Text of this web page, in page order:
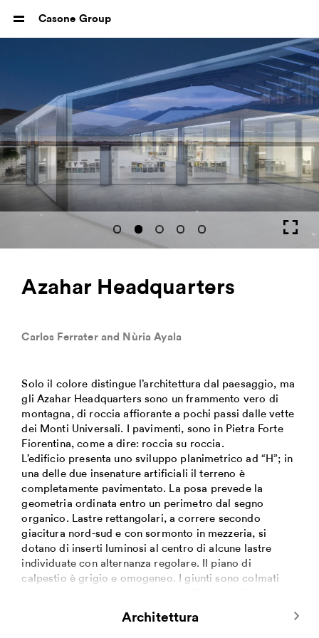
Casone Group
Azahar Headquarters
Carlos Ferrater and Nùria Ayala
Solo il colore distingue l’architettura dal paesaggio, ma
gli Azahar Headquarters sono un frammento vero di
montagna, di roccia affiorante a pochi passi dalle vette
dei Monti Universali. I pavimenti, sono in Pietra Forte
Fiorentina, come a dire: roccia su roccia.
L’edificio presenta uno sviluppo planimetrico ad “H”; in
una delle due insenature artificiali il terreno è
completamente pavimentato. La posa prevede la
geometria ordinata entro un perimetro dal segno
organico. Lastre rettangolari, a correre secondo
giacitura nord-sud e con sormonto in mezzeria, si
dotano di inserti luminosi al centro di alcune lastre
individuate con alternanza regolare. Il piano di
calpestio è grigio e omogeneo. I giunti sono colmati
Nell’altra delle due insenature la natura preserva invece
Architettura